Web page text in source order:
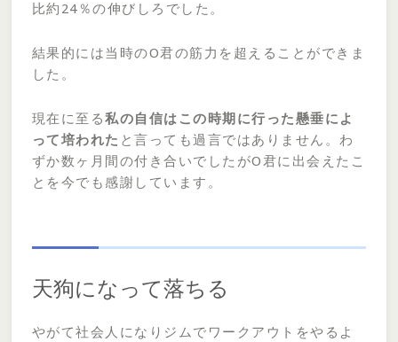
比約24％の伸びしろでした。
結果的には当時のO君の筋力を超えることができま
した。
現在に至る私の自信はこの時期に行った懸垂によ
って培われた と言っても過言ではありません。わ
ずか数ヶ月間の付き合いでしたがO君に出会えたこ
とを今でも感謝しています。
天狗になって落ちる
やがて社会人になりジムでワークアウトをやるよ